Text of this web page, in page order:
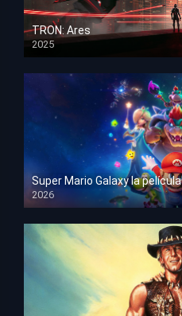
TRON: Ares
2025
HD 1080p
Super Mario Galaxy la película
2026
HD 1080p